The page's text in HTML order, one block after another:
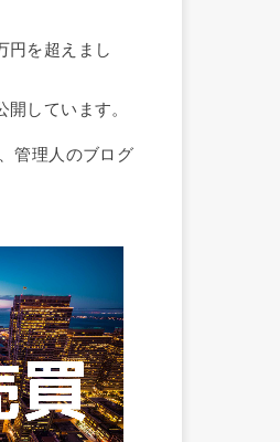
円を超えまし
しています。
管理人のブログ